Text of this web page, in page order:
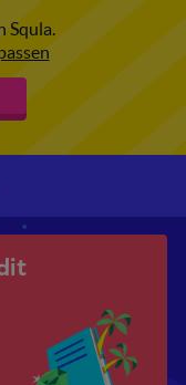
Squla.